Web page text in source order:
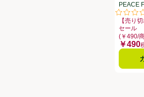
評価は0
PEACE
タンクト
トップ
【売り
セール
お買い
(￥490/
価格
￥490